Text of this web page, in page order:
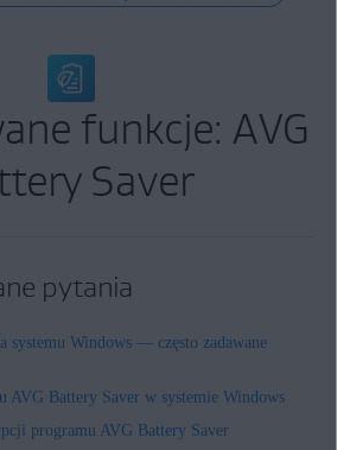
funkcje: AVG
Saver
pytania
systemu Windows — często zadawane
AVG Battery Saver w systemie Windows
programu AVG Battery Saver